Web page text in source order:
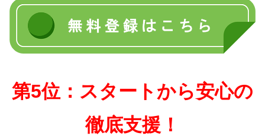
第5位：スタートから安心の
徹底支援！